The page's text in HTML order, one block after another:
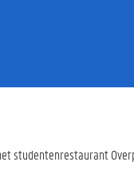
studentenrestaurant